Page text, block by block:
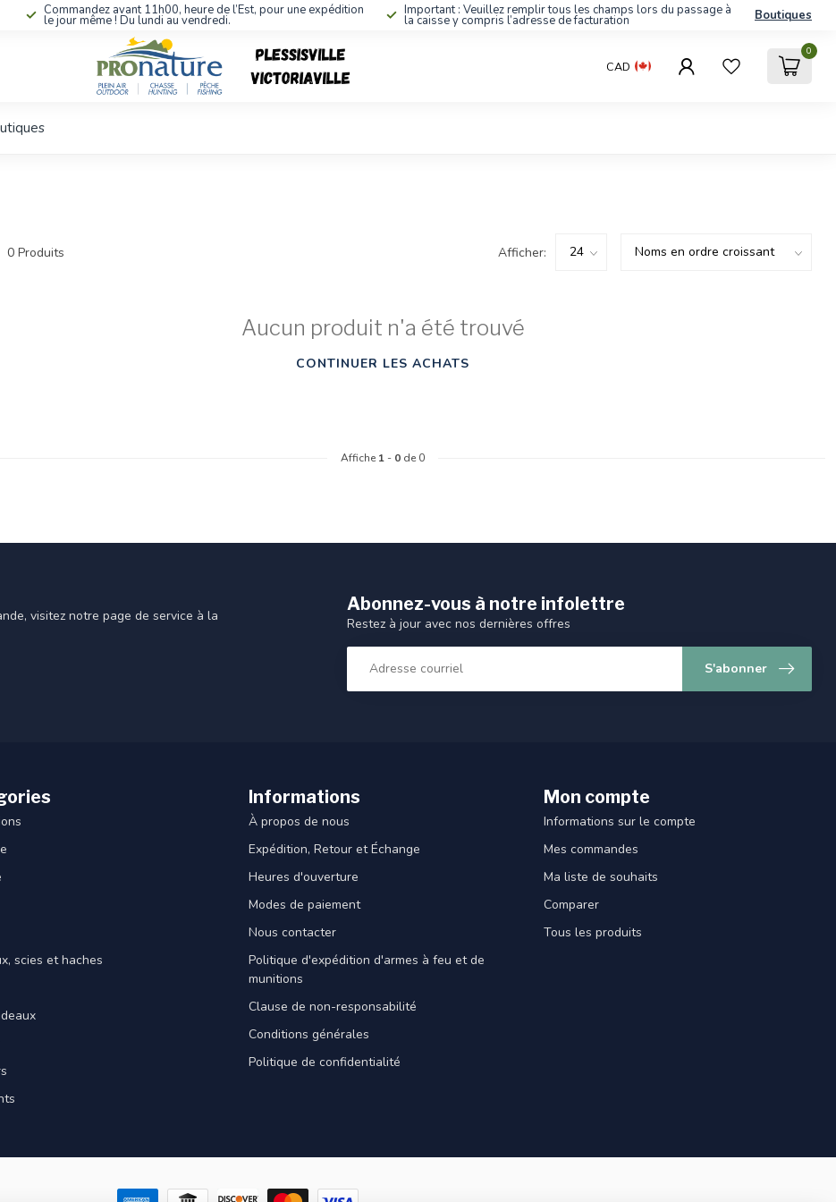
Commandez avant 11h00, heure de l’Est, pour une expédition
le jour même ! Du lundi au vendredi.
Important : Veuillez remplir tous les champs lors du passage à
la caisse y compris l’adresse de facturation Boutiques
CAD
0
0 Produits Afficher:
Aucun produit n'a été trouvé
CONTINUER LES ACHATS
Affiche 1 - 0 de 0
visitez notre page de service à la
Abonnez-vous à notre infolettre
Restez à jour avec nos dernières offres
S'abonner
scies et haches
Informations
À propos de nous
Expédition, Retour et Échange
Heures d'ouverture
Modes de paiement
Nous contacter
Politique d'expédition d'armes à feu et de
munitions
Clause de non-responsabilité
Conditions générales
Politique de confidentialité
Mon compte
Informations sur le compte
Mes commandes
Ma liste de souhaits
Comparer
Tous les produits